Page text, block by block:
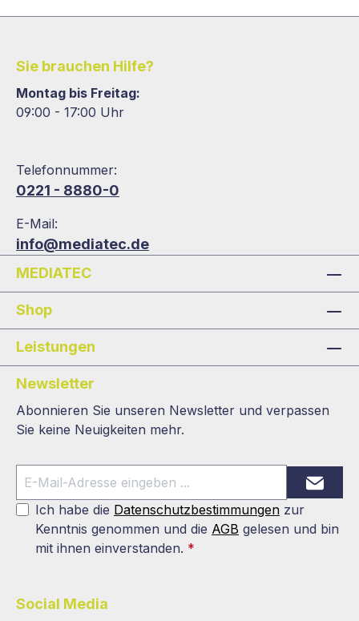
Sie brauchen Hilfe?
Montag bis Freitag:
09:00 - 17:00 Uhr
Telefonnummer:
0221 - 8880-0
E-Mail:
info@mediatec.de
MEDIATEC
Shop
Leistungen
Newsletter
Abonnieren Sie unseren Newsletter und verpassen
Sie keine Neuigkeiten mehr.
Ich habe die Datenschutzbestimmungen zur
Kenntnis genommen und die AGB gelesen und bin
mit ihnen einverstanden. *
Social Media